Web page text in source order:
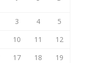
3 4
5
10 11
12
17 18
19